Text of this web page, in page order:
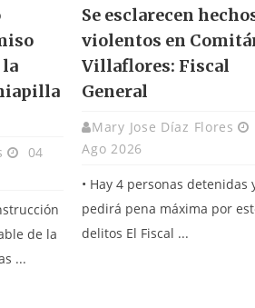
04
de la
...
Se esclarecen
violentos en
Villaflores: Fiscal
General
Mary Jose Díaz Flores
Ago 2026
• Hay 4 personas detenidas
pedirá pena máxima por
delitos El Fiscal ...